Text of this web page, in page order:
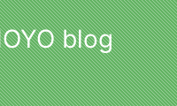
blog